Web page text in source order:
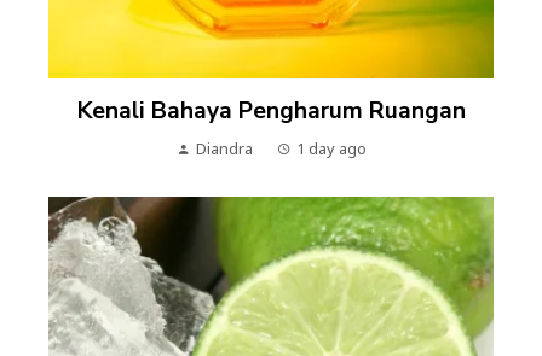
Kenali Bahaya Pengharum Ruangan
Diandra 1 day ago